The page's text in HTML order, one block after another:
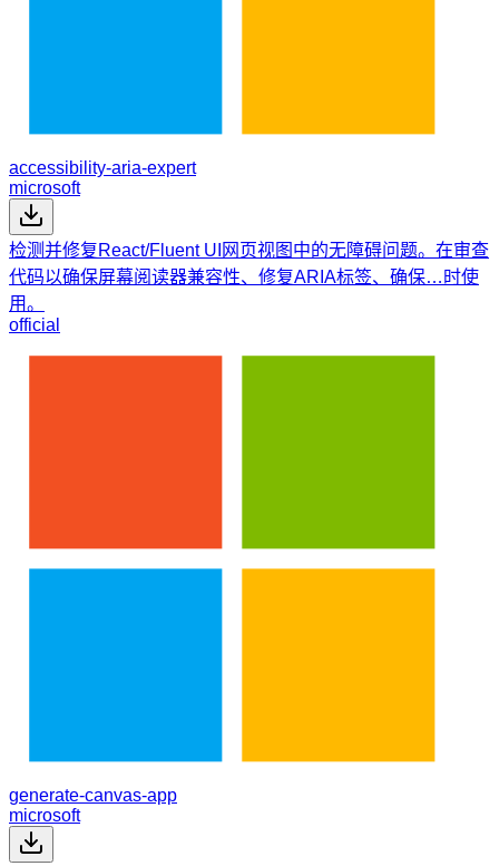
accessibility-aria-expert
microsoft
检测并修复React/Fluent UI网页视图中的无障碍问题。在审查
代码以确保屏幕阅读器兼容性、修复ARIA标签、确保…时使
用。
official
generate-canvas-app
microsoft